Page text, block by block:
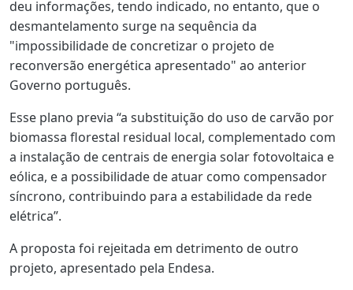
deu informações, tendo indicado, no entanto, que o
desmantelamento surge na sequência da
"impossibilidade de concretizar o projeto de
reconversão energética apresentado" ao anterior
Governo português.
Esse plano previa “a substituição do uso de carvão por
biomassa florestal residual local, complementado com
a instalação de centrais de energia solar fotovoltaica e
eólica, e a possibilidade de atuar como compensador
síncrono, contribuindo para a estabilidade da rede
elétrica”.
A proposta foi rejeitada em detrimento de outro
projeto, apresentado pela Endesa.